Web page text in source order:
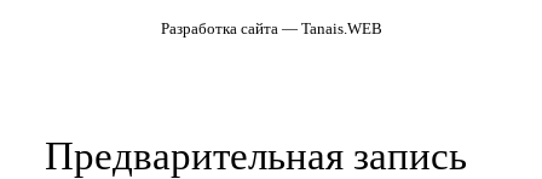
Разработка сайта — Tanais.WEB
Предварительная запись